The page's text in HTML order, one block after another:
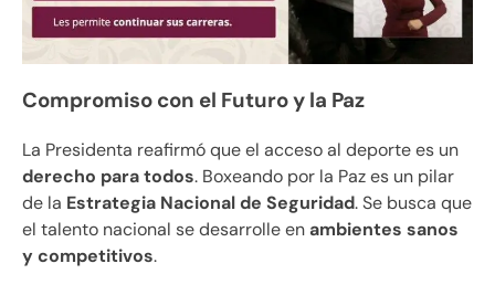
Compromiso con el Futuro y la Paz
La Presidenta reafirmó que el acceso al deporte es un
derecho para todos. Boxeando por la Paz es un pilar
de la Estrategia Nacional de Seguridad. Se busca que
el talento nacional se desarrolle enambientes sanos
y competitivos.